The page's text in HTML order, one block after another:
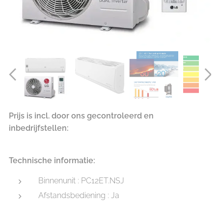
Prijs is incl. door ons gecontroleerd en
inbedrijfstellen:
Technische informatie:
Binnenunit : PC12ET.NSJ
Afstandsbediening : Ja